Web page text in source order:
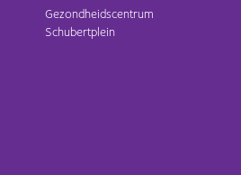
Gezondheidscentrum
Schubertplein